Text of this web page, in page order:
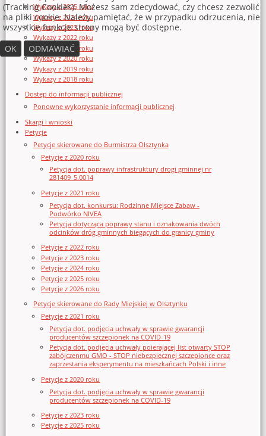
Wykazy z 2025 roku
Wykazy z 2024 roku
Wykazy z 2023 roku
Wykazy z 2022 roku
Wykazy z 2021 roku
Wykazy z 2020 roku
Wykazy z 2019 roku
Wykazy z 2018 roku
Dostęp do informacji publicznej
Ponowne wykorzystanie informacji publicznej
Skargi i wnioski
Petycje
Petycje skierowane do Burmistrza Olsztynka
Petycje z 2020 roku
Petycja dot. poprawy infrastruktury drogi gminnej nr
281409_5.0014
Petycje z 2021 roku
Petycja dot. konkursu: Rodzinne Miejsce Zabaw -
Podwórko NIVEA
Petycja dotycząca poprawy stanu i oznakowania dwóch
odcinków dróg gminnych biegących do granicy gminy
Petycje z 2022 roku
Petycje z 2023 roku
Petycje z 2024 roku
Petycje z 2025 roku
Petycje z 2026 roku
Petycje skierowane do Rady Miejskiej w Olsztynku
Petycje z 2021 roku
Petycja dot. podjęcia uchwały w sprawie gwarancji
producentów szczepionek na COVID-19
Petycja dot. podjęcia uchwały poierającej list otwarty STOP
zabójczenmu GMO - STOP niebezpiecznej szczepionce oraz
zaprzestania eksperymentu na mieszkańcach Polski i inne
Petycje z 2020 roku
Petycja dot. podjęcia uchwały w sprawie gwarancji
producentów szczepionek na COVID-19
Petycje z 2023 roku
Petycje z 2025 roku
(Tracking Cookies). Możesz sam zdecydować, czy chcesz zezwolić
na pliki cookie. Należy pamiętać, że w przypadku odrzucenia, nie
wszystkie funkcje strony mogą być dostępne.
OK
ODMAWIAĆ